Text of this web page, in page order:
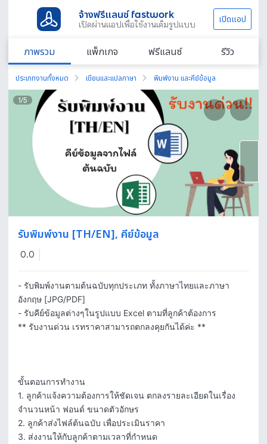
จ้างฟรีแลนซ์ fastwork
เปิดผ่านแอปเพื่อใช้งานเต็มรูปแบบ เปิดแอป
ภาพรวม แพ็กเกจ ฟรีแลนซ์ รีวิว
ประเภทงานทั้งหมด เขียนและแปลภาษา พิมพ์งาน และคีย์ข้อมูล
1/5
รับพิมพ์งาน [TH/EN], คีย์ข้อมูล
0.0
- รับพิมพ์งานตามต้นฉบับทุกประเภท ทั้งภาษาไทยและภาษา
อังกฤษ [JPG/PDF]
- รับคีย์ข้อมูลต่างๆในรูปแบบ Excel ตามที่ลูกค้าต้องการ
** รับงานด่วน เรทราคาสามารถตกลงคุยกันได้ค่ะ **
ขั้นตอนการทำงาน
1. ลูกค้าแจ้งความต้องการให้ชัดเจน ตกลงรายละเอียดในเรื่อง
จำนวนหน้า ฟอนด์ ขนาดตัวอักษร
2. ลูกค้าส่งไฟล์ต้นฉบับ เพื่อประเมินราคา
3. ส่งงานให้กับลูกค้าตามเวลาที่กำหนด